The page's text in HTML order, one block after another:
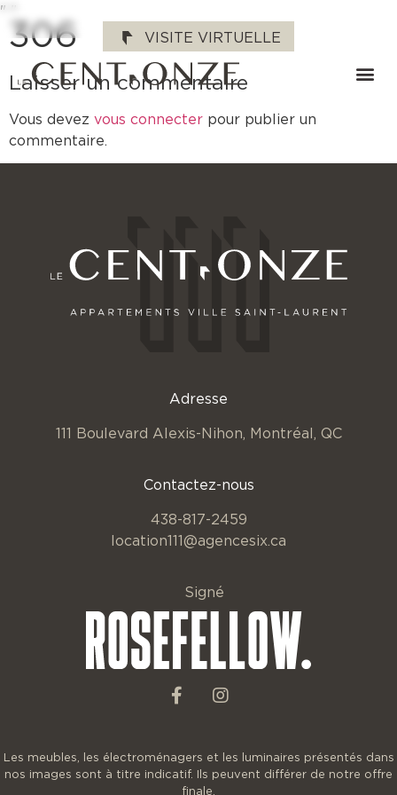
"
VISITE VIRTUELLE
306
Laisser un commentaire
Vous devez vous connecter pour publier un
commentaire.
Adresse
111 Boulevard Alexis-Nihon, Montréal, QC
Contactez-nous
438-817-2459
location111@agencesix.ca
Signé
Les meubles, les électroménagers et les luminaires présentés dans
nos images sont à titre indicatif. Ils peuvent différer de notre offre
finale.